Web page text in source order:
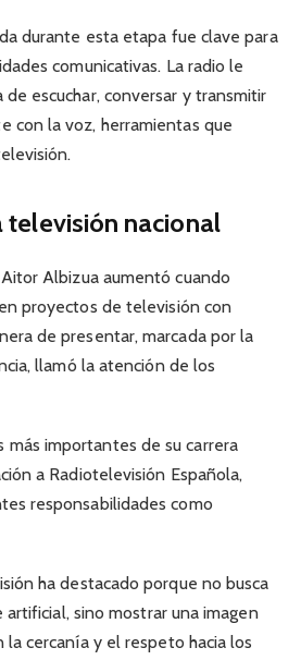
durante esta etapa fue clave para
comunicativas. La radio le
escuchar, conversar y transmitir
con la voz, herramientas que
televisión nacional
Albizua aumentó cuando
proyectos de televisión con
de presentar, marcada por la
llamó la atención de los
importantes de su carrera
a Radiotelevisión Española,
responsabilidades como
ha destacado porque no busca
sino mostrar una imagen
cercanía y el respeto hacia los